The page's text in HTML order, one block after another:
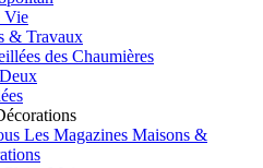
Vie
& Travaux
des Chaumières
Les Magazines Maisons &